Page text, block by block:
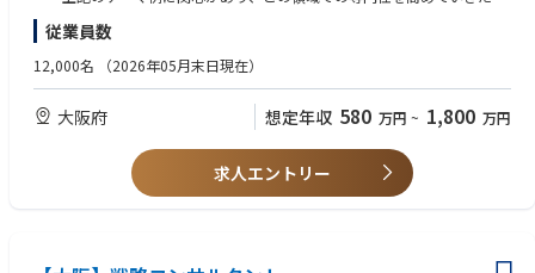
・問題解決・論理的思考力
・ビジネス文書（Excel・Power Point等を用いたコンサルティング提案書
・困難な状況であっても、最後までやり抜くコミット力
・学び続ける力（コンサルティング業界では、入社後も継続的に業界知
見・各種スキル等を学習し続ける必要があります）
・スマートシティ、スーパーシティ構想策定支援
・ベンチャーエコシステム構築支援・スタートアップ支援
・地域活性化支援（例：プロスポーツチームとの連携、コンパクトシテ
ィ、eスポーツ・メタバース活用、ふるさと納税支援）
・インフラ再構築支援（都市公園のリニューアル、庁舎建て替え、上下水
・コンソーシアム・地域協議会等のマネジメント支援
・統合型リゾート（IR）への参入にあたっての事業性検証・ビジネスモデ
という志向をお持ちの方を歓迎します。
・行政機関（中央省庁、地方自治体等）での、政策の企画立案、官民連携
プロジェクト等のマネジメント等の経験
それに準ずる経験
・投資銀行・メガバンク・地方銀行等でのプロジェクトマネジメント又は
それに準ずる経験
・海外（現地法人）において、事業開発や経営企画、経営管理のマネジメ
ント又はそれに準ずる経験
従業員数
12,000名 （2026年05月末日現在）
大阪府 想定年収 580 万円 ~ 1,800 万円
求人エントリー